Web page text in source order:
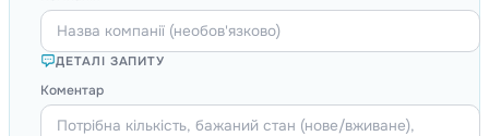
ДЕТАЛІ ЗАПИТУ
Коментар